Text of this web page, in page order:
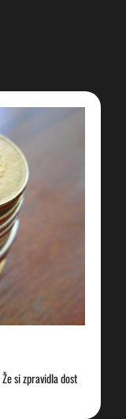
si zpravidla dost